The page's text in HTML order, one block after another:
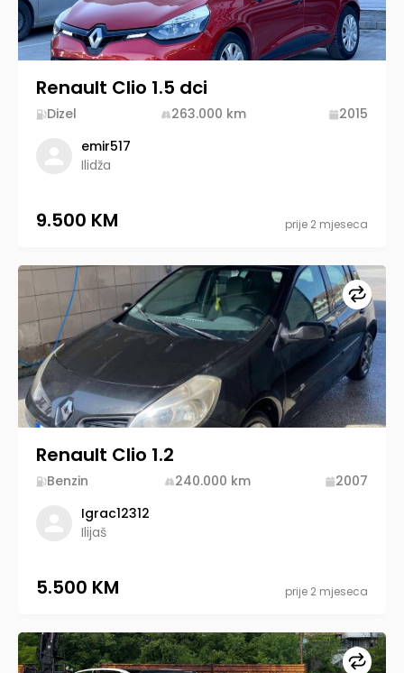
Renault Clio 1.5 dci
Dizel 263.000 km
2015
emir517
Ilidža
9.500 KM prije 2 mjeseca
Renault Clio 1.2
Benzin 240.000 km
2007
Igrac12312
Ilijaš
5.500 KM prije 2 mjeseca